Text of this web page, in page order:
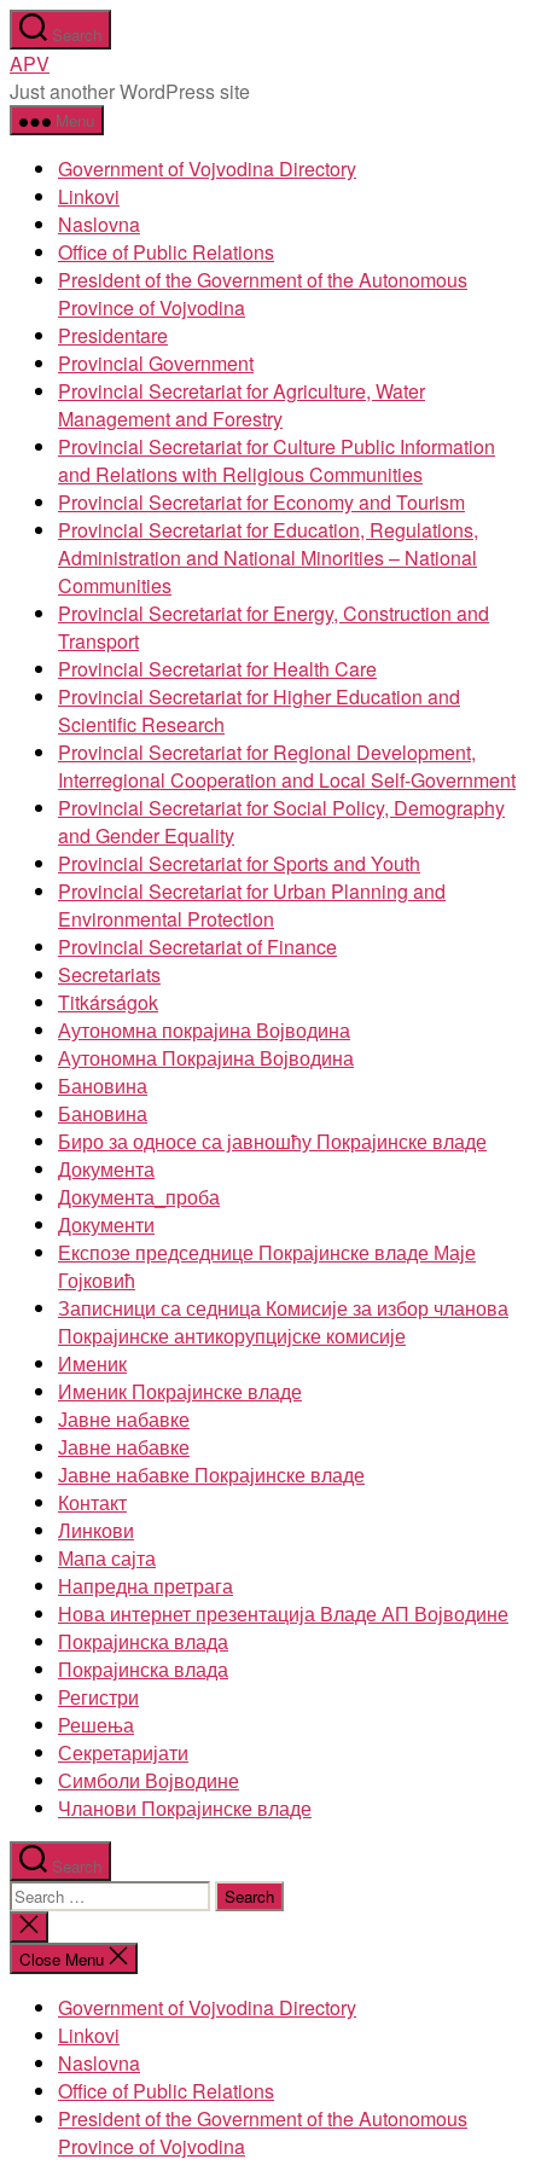
Skip
to
the
content
Search
APV
Just another WordPress site
Menu
Government of Vojvodina Directory
Linkovi
Naslovna
Office of Public Relations
President of the Government of the Autonomous
Province of Vojvodina
Presidentare
Provincial Government
Provincial Secretariat for Agriculture, Water
Management and Forestry
Provincial Secretariat for Culture Public Information
and Relations with Religious Communities
Provincial Secretariat for Economy and Tourism
Provincial Secretariat for Education, Regulations,
Administration and National Minorities – National
Communities
Provincial Secretariat for Energy, Construction and
Transport
Provincial Secretariat for Health Care
Provincial Secretariat for Higher Education and
Scientific Research
Provincial Secretariat for Regional Development,
Interregional Cooperation and Local Self-Government
Provincial Secretariat for Social Policy, Demography
and Gender Equality
Provincial Secretariat for Sports and Youth
Provincial Secretariat for Urban Planning and
Environmental Protection
Provincial Secretariat of Finance
Secretariats
Titkárságok
Аутономна покрајина Војводина
Аутономна Покрајина Војводина
Бановина
Бановина
Биро за односе са јавношћу Покрајинске владе
Документа
Документа_проба
Документи
Експозе председнице Покрајинске владе Маје
Гојковић
Записници са седница Комисије за избор чланова
Покрајинске антикорупцијске комисије
Именик
Именик Покрајинске владе
Јавне набавке
Јавне набавке
Јавне набавке Покрајинске владе
Контакт
Линкови
Мапа сајта
Напредна претрага
Нова интернет презентација Владе АП Војводине
Покрајинска влада
Покрајинска влада
Регистри
Решења
Секретаријати
Симболи Војводине
Чланови Покрајинске владе
Search
Search
for:
Close
search
Close Menu
Government of Vojvodina Directory
Linkovi
Naslovna
Office of Public Relations
President of the Government of the Autonomous
Province of Vojvodina